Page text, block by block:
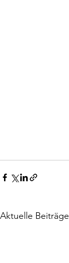
Aktuelle Beiträge